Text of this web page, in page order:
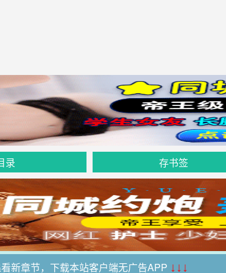
录 存书签
新章节，下载本站客户端无广告APP ↓↓↓